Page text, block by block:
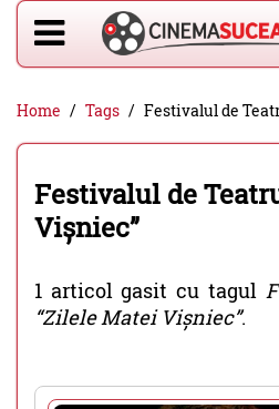
Home Tags Festivalul de
Festivalul de
Vișniec”
1 articol gasit cu tagul
“Zilele Matei Vișniec”.